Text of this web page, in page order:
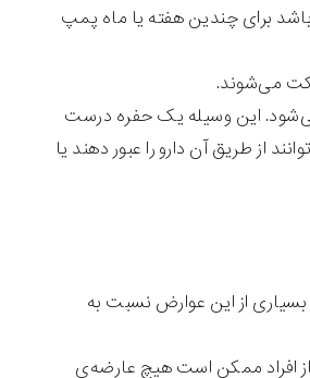
برای چندین هفته یا ماه پمپ
کت می‌شوند.
این وسیله یک حفره درست
از طریق آن دارو را عبور دهند یا
از این عوارض نسبت به
افراد ممکن است هیچ عارضه‌ی